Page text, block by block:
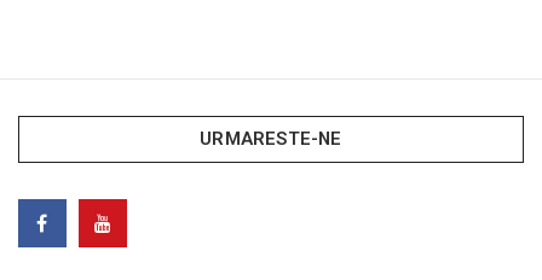
URMARESTE-NE